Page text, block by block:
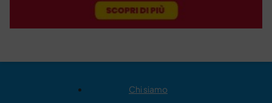
Chi siamo